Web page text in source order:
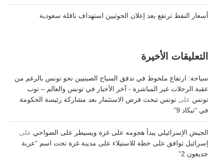
أسعار النفط ترتفع بعد إعلان الحوثيين استهداف ناقلة سعودية
التعليقات الأخيرة
سياحة: ارتفاع ملحوظ في تدفق السياح الصينيين نحو تونس بالرغم من
عقبة الرحلات غير المباشرة - آخر الأخبار في تونس والعالم – توب
تونس على تونس تبحث فرص الاستثمار بعد مشاركة رئيسة الحكومة
في “تيكاد 9”
الجيش الإسرائيلي يبدأ هجومه على غزة ويسيطر على الضواحي على
إسرائيل توافق على خطة للاستيلاء على مدينة غزة تحت اسم “عربة
جديعون 2”